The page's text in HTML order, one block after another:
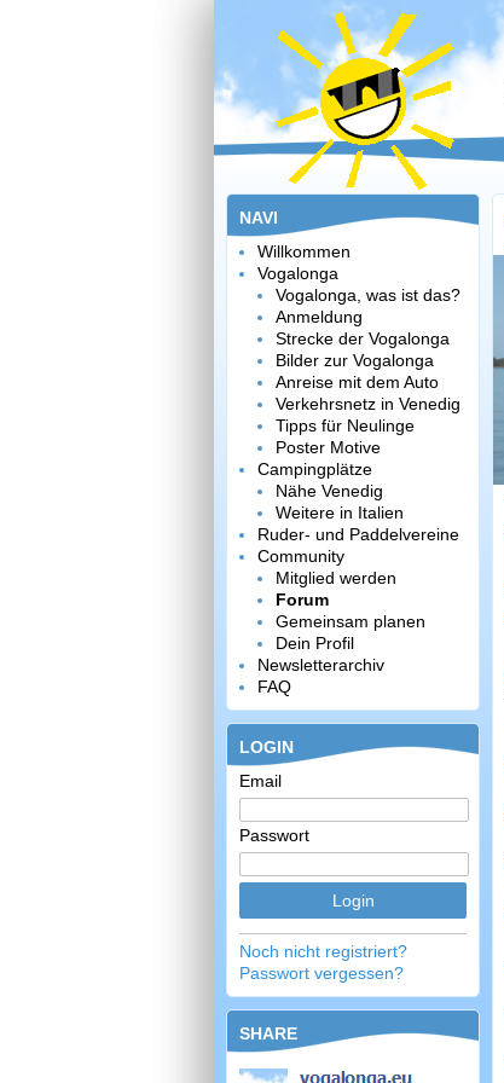
NAVI
Willkommen
Vogalonga
Vogalonga, was ist das?
Anmeldung
Strecke der Vogalonga
Bilder zur Vogalonga
Anreise mit dem Auto
Verkehrsnetz in Venedig
Tipps für Neulinge
Poster Motive
Campingplätze
Nähe Venedig
Weitere in Italien
Ruder- und Paddelvereine
Community
Mitglied werden
Forum
Gemeinsam planen
Dein Profil
Newsletterarchiv
FAQ
LOGIN
Email
Passwort
Noch nicht registriert?
Passwort vergessen?
SHARE